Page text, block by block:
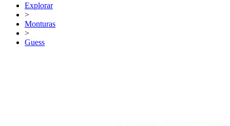
Explorar
>
Monturas
>
Guess